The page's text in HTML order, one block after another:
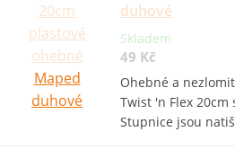
duhové
Skladem
49 Kč
Ohebné a
Twist 'n Flex
Stupnice jsou